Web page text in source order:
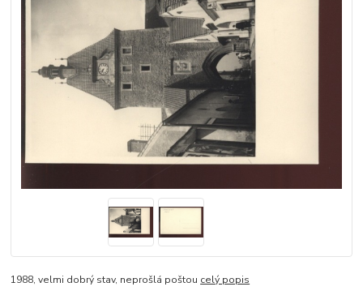
1988, velmi dobrý stav, neprošlá poštou celý popis